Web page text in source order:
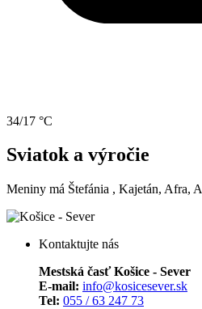
34/17 °C
Sviatok a výročie
Meniny má Štefánia , Kajetán, Afra,
Kontaktujte nás
Mestská časť Košice - Sever
E-mail: info@kosicesever.sk
Tel: 055 / 63 247 73